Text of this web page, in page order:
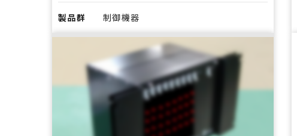
製品群 制御機器